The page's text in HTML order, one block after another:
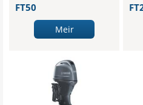
FT50
Meir